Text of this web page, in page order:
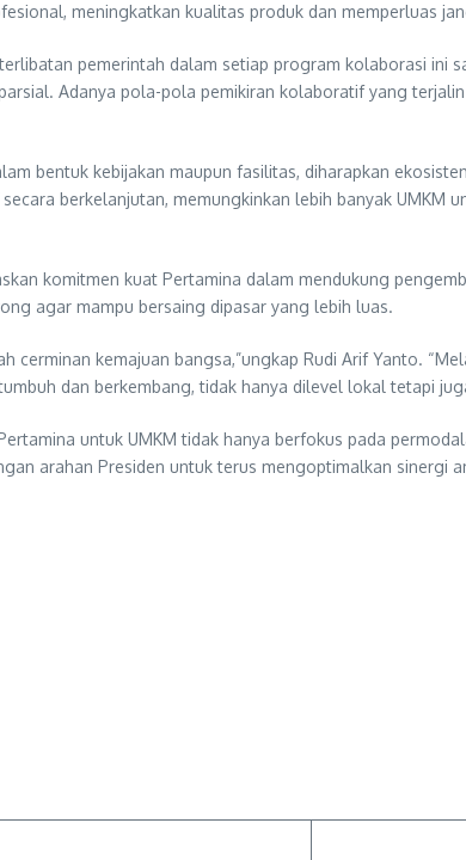
meningkatkan kualitas produk dan memperluas
pemerintah dalam setiap program kolaborasi ini
Adanya pola-pola pemikiran kolaboratif yang
bentuk kebijakan maupun fasilitas, diharapkan
berkelanjutan, memungkinkan lebih banyak UMKM
komitmen kuat Pertamina dalam mendukung
agar mampu bersaing dipasar yang lebih luas.
cerminan kemajuan bangsa,”ungkap Rudi Arif Yanto.
dan berkembang, tidak hanya dilevel lokal tetapi
untuk UMKM tidak hanya berfokus pada
arahan Presiden untuk terus mengoptimalkan sinergi